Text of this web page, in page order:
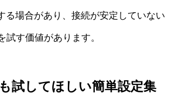
る場合があり、接続が安定していない
試す価値があります。
試してほしい簡単設定集